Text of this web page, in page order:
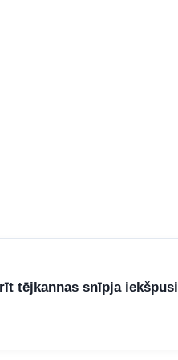
tējkannas snīpja iekšpusi